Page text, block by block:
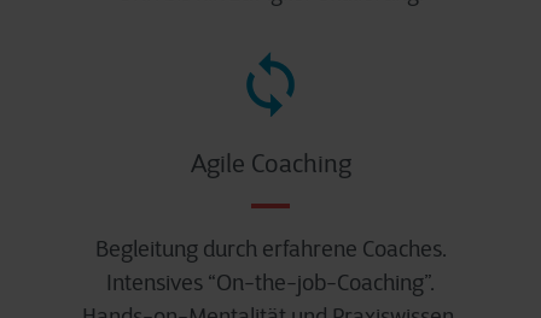
Agile Coaching
Begleitung durch erfahrene Coaches.
Intensives “On-the-job-Coaching”.